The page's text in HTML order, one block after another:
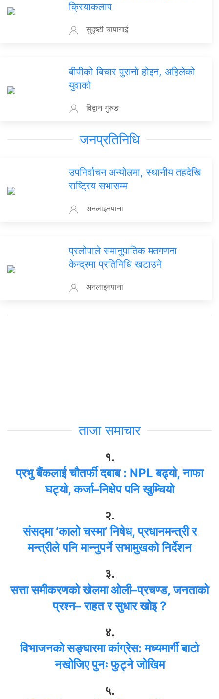
क्रियाकलाप
सुदृष्टी चापागाई
बीपीको बिचार पुरानो होइन, अहिलेको
युवाको
विद्वान गुरुङ
जनप्रतिनिधि
उपनिर्वाचन अन्योलमा, स्थानीय तहदेखि
राष्ट्रिय सभासम्म
अनलाइनपाना
प्रलोपाले समानुपातिक मतगणना
केन्द्रमा प्रतिनिधि खटाउने
अनलाइनपाना
ताजा समाचार
१.
प्रभु बैंकलाई चौतर्फी दबाब : NPL बढ्यो, नाफा
घट्यो, कर्जा–निक्षेप पनि खुम्चियो
२.
संसद्मा ‘कालो चस्मा’ निषेध, प्रधानमन्त्री र
मन्त्रीले पनि मान्नुपर्ने सभामुखको निर्देशन
३.
सत्ता समीकरणको खेलमा ओली–प्रचण्ड, जनताको
प्रश्न– राहत र सुधार खोइ ?
४.
विभाजनको सङ्घारमा कांग्रेस: मध्यमार्गी बाटो
नखोजिए पुनः फुट्ने जोखिम
५.